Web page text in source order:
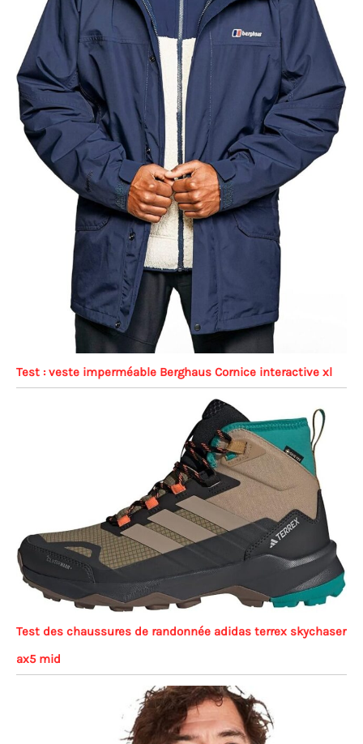
Test : veste imperméable Berghaus Cornice interactive xl
Test des chaussures de randonnée adidas terrex skychaser
ax5 mid